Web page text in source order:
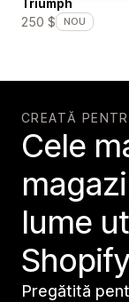
Triumph
250 $
NOU
CREATĂ
Cele
lume
Shopify
Pregătită